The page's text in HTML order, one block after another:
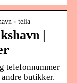
› telia
|
telefonnummer
butikker.